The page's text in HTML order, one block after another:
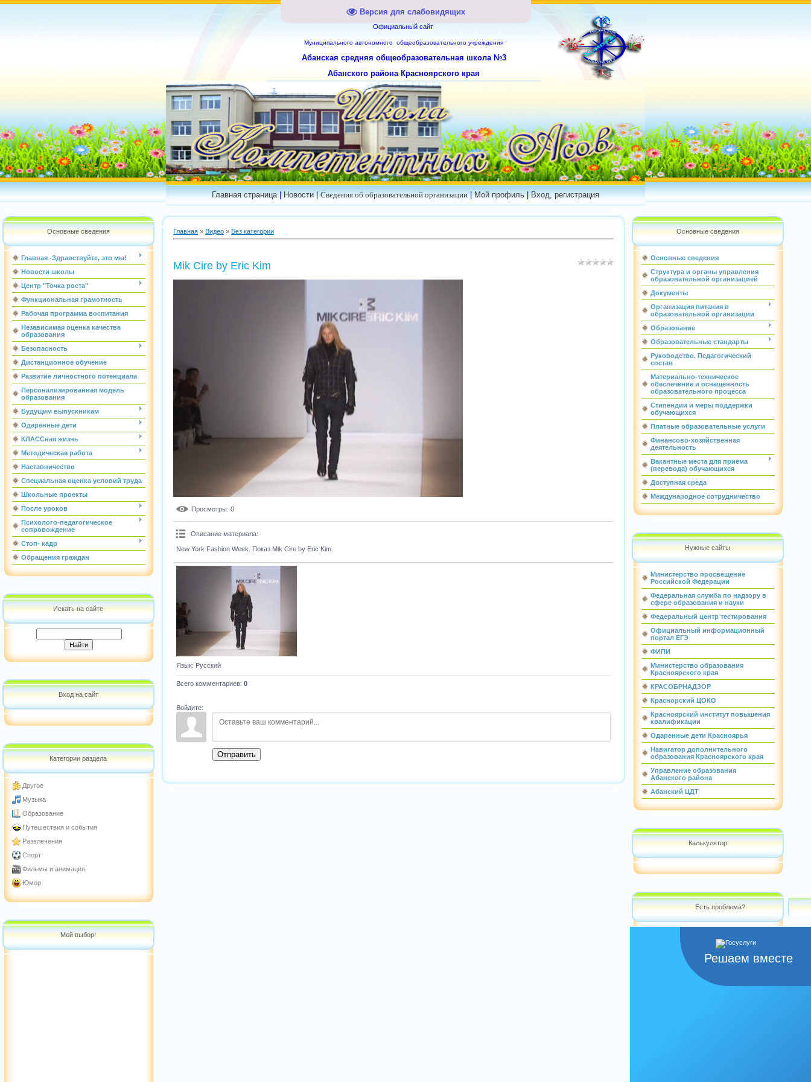
Версия для слабовидящих
Официальный сайт
Муниципального автономного общеобразовательного учреждения
Абанская средняя общеобразовательная школа №3
Абанского района Красноярского края
Главная страница|Новости|Сведения об образовательной организации|Мой профиль|Вход, регистрация
Основные сведения
Главная -Здравствуйте, это мы!
Новости школы
Центр "Точка роста"
Функциональная грамотность
Рабочая программа воспитания
Независимая оценка качества
образования
Безопасность
Дистанционное обучение
Развитие личностного потенциала
Персонализированная модель
образования
Будущим выпускникам
Одаренные дети
КЛАССная жизнь
Методическая работа
Наставничество
Специальная оценка условий труда
Школьные проекты
После уроков
Психолого-педагогическое
сопровождение
Стоп- кадр
Обращения граждан
Искать на сайте
Вход на сайт
Категории раздела
Другое
Музыка
Образование
Путешествия и события
Развлечения
Спорт
Фильмы и анимация
Юмор
Мой выбор!
Главная » Видео » Без категории
Mik Cire by Eric Kim
Просмотры: 0
Описание материала:
New York Fashion Week. Показ Mik Cire by Eric Kim.
Язык: Русский
Всего комментариев: 0
Войдите:
Отправить
Основные сведения
Основные сведения
Структура и органы управления
образовательной организацией
Документы
Организация питания в
образовательной организации
Образование
Образовательные стандарты
Руководство. Педагогический
состав
Материально-техническое
обеспечение и оснащенность
образовательного процесса
Стипендии и меры поддержки
обучающихся
Платные образовательные услуги
Финансово-хозяйственная
деятельность
Вакантные места для приема
(перевода) обучающихся
Доступная среда
Международное сотрудничество
Нужные сайты
Министерство просвещение
Российской Федерации
Федеральная служба по надзору в
сфере образования и науки
Федеральный центр тестирования
Официальный информационный
портал ЕГЭ
ФИПИ
Министерство образования
Красноярского края
КРАСОБРНАДЗОР
Краснорский ЦОКО
Красноярский институт повышения
квалификации
Одаренные дети Красноярья
Навигатор дополнительного
образования Красноярского края
Управление образования
Абанского района
Абанский ЦДТ
Калькулятор
Есть проблема?
Решаем вместе